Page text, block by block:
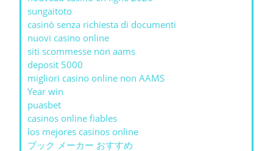
sungaitoto
casinò senza richiesta di documenti
nuovi casino online
siti scommesse non aams
deposit 5000
migliori casino online non AAMS
Year win
puasbet
casinos online fiables
los mejores casinos online
ブック メーカー おすすめ